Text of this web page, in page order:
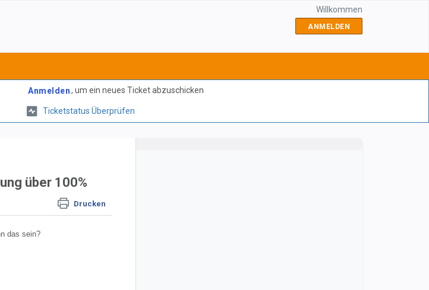
Willkommen
ANMELDEN
Anmelden, um ein neues Ticket abzuschicken
Ticketstatus Überprüfen
über 100%
Drucken
das sein?